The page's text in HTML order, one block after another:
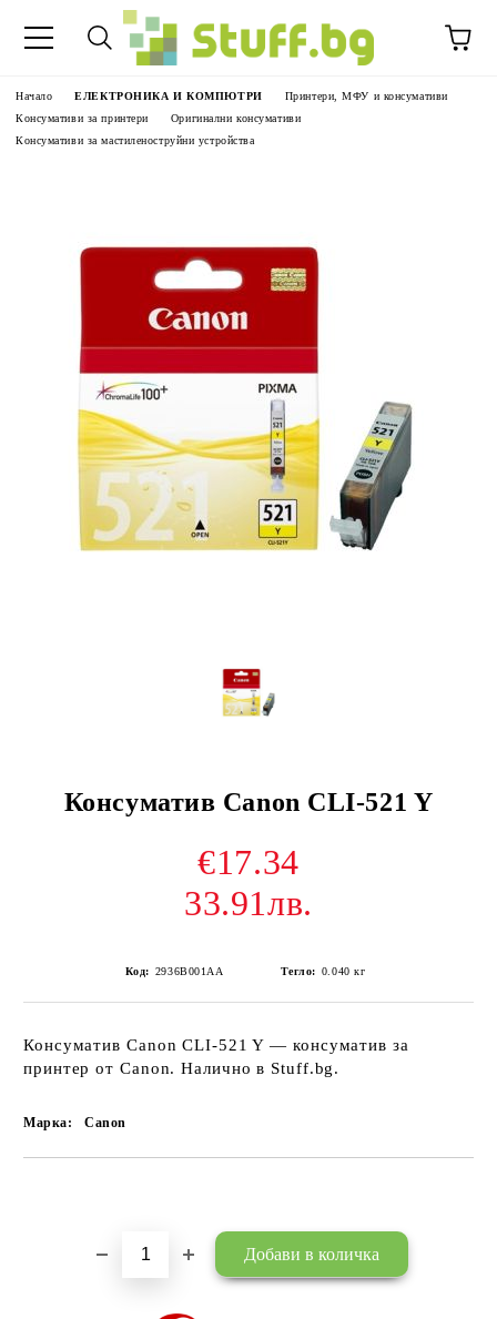
Начало ЕЛЕКТРОНИКА И КОМПЮТРИ
Принтери, МФУ и консумативи
Консумативи за принтери
Оригинални консумативи
Консумативи за мастиленоструйни устройства
Консуматив Canon CLI-521 Y
€17.34
33.91лв.
Код: 2936B001AA Тегло: 0.040 кг
Консуматив Canon CLI-521 Y — консуматив за
принтер от Canon. Налично в Stuff.bg.
Марка: Canon